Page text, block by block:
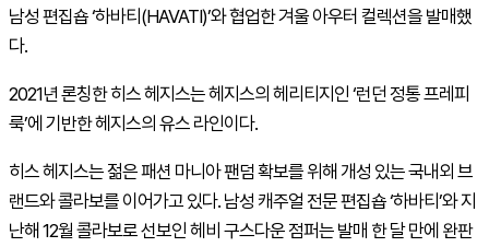
남성 편집숍 ‘하바티(HAVATI)’와 협업한 겨울 아우터 컬렉션을 발매했
다.
2021년 론칭한 히스 헤지스는 헤지스의 헤리티지인 ‘런던 정통 프레피
룩’에 기반한 헤지스의 유스 라인이다.
히스 헤지스는 젊은 패션 마니아 팬덤 확보를 위해 개성 있는 국내외 브
랜드와 콜라보를 이어가고 있다. 남성 캐주얼 전문 편집숍 ‘하바티’와 지
난해 12월 콜라보로 선보인 헤비 구스다운 점퍼는 발매 한 달 만에 완판